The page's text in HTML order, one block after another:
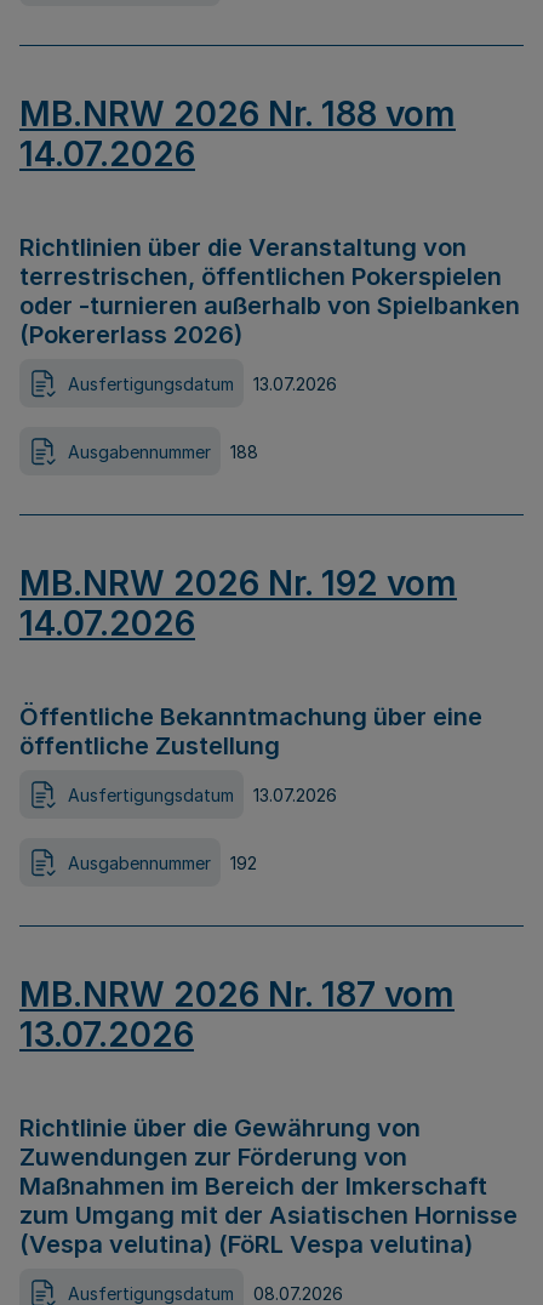
MB.NRW 2026 Nr. 188 vom
14.07.2026
Richtlinien über die Veranstaltung von
terrestrischen, öffentlichen Pokerspielen
oder -turnieren außerhalb von Spielbanken
(Pokererlass 2026)
Ausfertigungsdatum 13.07.2026
Ausgabennummer 188
MB.NRW 2026 Nr. 192 vom
14.07.2026
Öffentliche Bekanntmachung über eine
öffentliche Zustellung
Ausfertigungsdatum 13.07.2026
Ausgabennummer 192
MB.NRW 2026 Nr. 187 vom
13.07.2026
Richtlinie über die Gewährung von
Zuwendungen zur Förderung von
Maßnahmen im Bereich der Imkerschaft
zum Umgang mit der Asiatischen Hornisse
(Vespa velutina) (FöRL Vespa velutina)
Ausfertigungsdatum 08.07.2026